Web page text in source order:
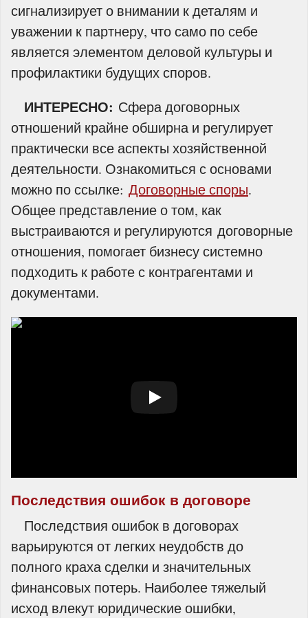
сигнализирует о внимании к деталям и
уважении к партнеру, что само по себе
является элементом деловой культуры и
профилактики будущих споров.
ИНТЕРЕСНО: Сфера договорных
отношений крайне обширна и регулирует
практически все аспекты хозяйственной
деятельности. Ознакомиться с основами
можно по ссылке: Договорные споры.
Общее представление о том, как
выстраиваются и регулируются договорные
отношения, помогает бизнесу системно
подходить к работе с контрагентами и
документами.
Последствия ошибок в договоре
Последствия ошибок в договорах
варьируются от легких неудобств до
полного краха сделки и значительных
финансовых потерь. Наиболее тяжелый
исход влекут юридические ошибки,